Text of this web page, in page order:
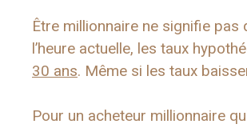
Être millionnaire ne signifie
l’heure actuelle, les taux
30 ans. Même si les taux
Pour un acheteur millionnaire